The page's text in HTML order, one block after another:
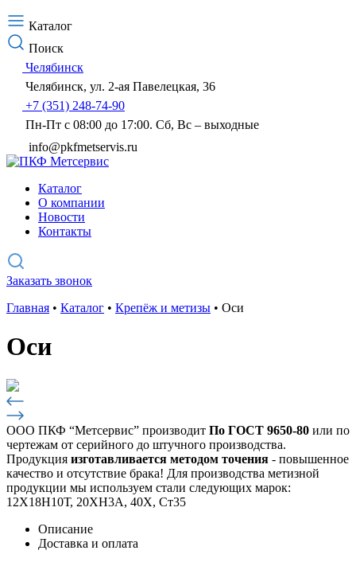
Каталог
Поиск
Челябинск
Челябинск, ул. 2-ая Павелецкая, 36
+7 (351) 248-74-90
Пн-Пт с 08:00 до 17:00. Сб, Вс – выходные
info@pkfmetservis.ru
Каталог
О компании
Новости
Контакты
Заказать звонок
Главная • Каталог • Крепёж и метизы • Оси
Оси
ООО ПКФ “Метсервис” производит По ГОСТ 9650-80 или по
чертежам от серийного до штучного производства.
Продукция изготавливается методом точения - повышенное
качество и отсутствие брака! Для производства метизной
продукции мы используем стали следующих марок:
12Х18Н10Т, 20ХН3А, 40Х, Ст35
Описание
Доставка и оплата